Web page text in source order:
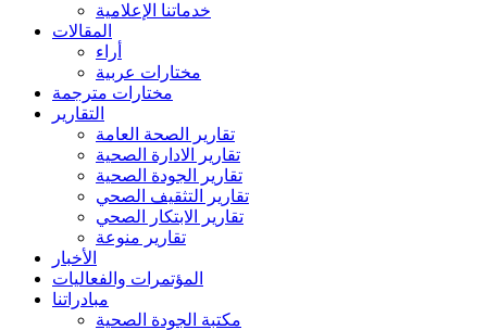
خدماتنا الإعلامية
المقالات
أراء
مختارات عربية
مختارات مترجمة
التقارير
تقارير الصحة العامة
تقارير الادارة الصحية
تقارير الجودة الصحية
تقارير التثقيف الصحي
تقارير الابتكار الصحي
تقارير منوعة
الأخبار
المؤتمرات والفعاليات
مبادراتنا
مكتبة الجودة الصحية